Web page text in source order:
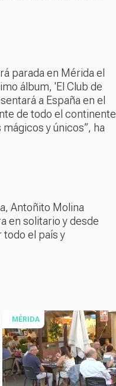
parada en Mérida el
álbum, 'El Club de
a España en el
de todo el continente
y únicos”, ha
Antoñito Molina
en solitario y desde
el país y
MÉRIDA